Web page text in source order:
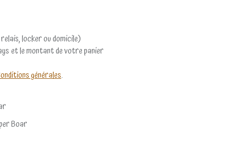
locker ou domicile)
et le montant de votre panier
générales.
Boar